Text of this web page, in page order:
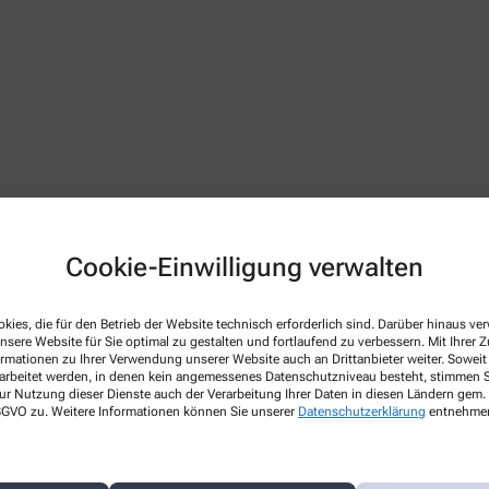
Cookie-Einwilligung verwalten
die für den Betrieb der Website technisch erforderlich sind. Darüber hinaus
Website für Sie optimal zu gestalten und fortlaufend zu verbessern. Mit Ihrer
zu Ihrer Verwendung unserer Website auch an Drittanbieter weiter. Soweit
werden, in denen kein angemessenes Datenschutzniveau besteht, stimmen
Nutzung dieser Dienste auch der Verarbeitung Ihrer Daten in diesen Ländern
zu. Weitere Informationen können Sie unserer Datenschutzerklärung
Arzneimittelpreisverordnung,
des Bundesvereinigung Deutscher Apothekerverbände
im Geltungsbereich des Arzneimittelgesetzes (AMG)